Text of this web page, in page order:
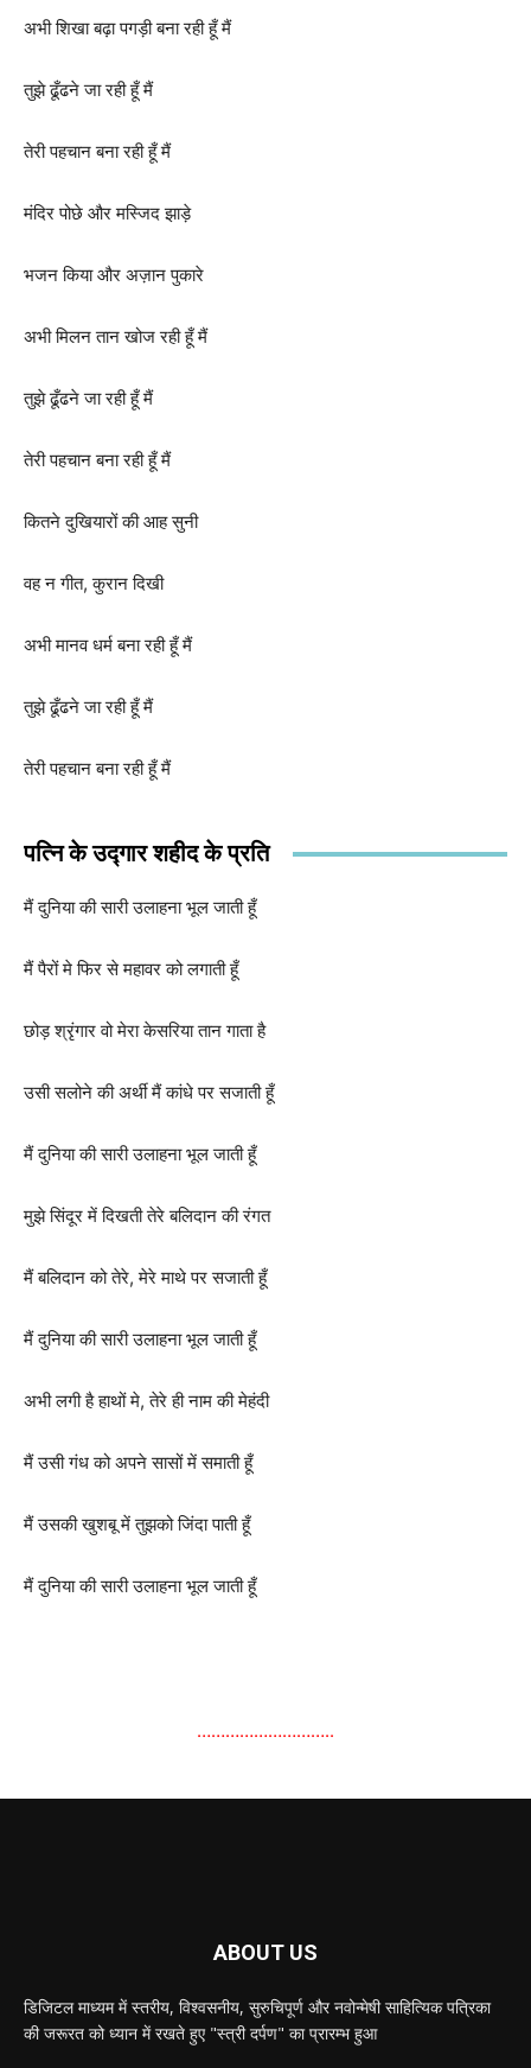
अभी शिखा बढ़ा पगड़ी बना रही हूँ मैं
तुझे ढूँढने जा रही हूँ मैं
तेरी पहचान बना रही हूँ मैं
मंदिर पोछे और मस्जिद झाड़े
भजन किया और अज़ान पुकारे
अभी मिलन तान खोज रही हूँ मैं
तुझे ढूँढने जा रही हूँ मैं
तेरी पहचान बना रही हूँ मैं
कितने दुखियारों की आह सुनी
वह न गीत, कुरान दिखी
अभी मानव धर्म बना रही हूँ मैं
तुझे ढूँढने जा रही हूँ मैं
तेरी पहचान बना रही हूँ मैं
पत्नि के उद्गार शहीद के प्रति
मैं दुनिया की सारी उलाहना भूल जाती हूँ
मैं पैरों मे फिर से महावर को लगाती हूँ
छोड़ श्रृंगार वो मेरा केसरिया तान गाता है
उसी सलोने की अर्थी मैं कांधे पर सजाती हूँ
मैं दुनिया की सारी उलाहना भूल जाती हूँ
मुझे सिंदूर में दिखती तेरे बलिदान की रंगत
मैं बलिदान को तेरे, मेरे माथे पर सजाती हूँ
मैं दुनिया की सारी उलाहना भूल जाती हूँ
अभी लगी है हाथों मे, तेरे ही नाम की मेहंदी
मैं उसी गंध को अपने सासों में समाती हूँ
मैं उसकी खुशबू में तुझको जिंदा पाती हूँ
मैं दुनिया की सारी उलाहना भूल जाती हूँ
………………………..
ABOUT US
डिजिटल माध्यम में स्तरीय, विश्वसनीय, सुरुचिपूर्ण और नवोन्मेषी साहित्यिक पत्रिका
की जरूरत को ध्यान में रखते हुए "स्त्री दर्पण" का प्रारम्भ हुआ